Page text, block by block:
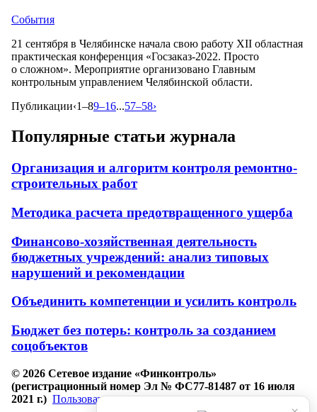
События
21 сентября в Челябинске начала свою работу XII областная
практическая конференция «Госзаказ-2022. Просто
о сложном». Мероприятие организовано Главным
контрольным управлением Челябинской области.
Публикации‹1–89–16...57–58›
Популярные статьи журнала
Организация и алгоритм контроля ремонтно-
строительных работ
Методика расчета предотвращенного ущерба
Финансово-хозяйственная деятельность
бюджетных учреждений: анализ типовых
нарушений и рекомендации
Объединить компетенции и усилить контроль
Бюджет без потерь: контроль за созданием
соцобъектов
© 2026 Сетевое издание «Финконтроль»
(регистрационный номер Эл № ФС77-81487 от 16 июля
2021 г.) Пользовательское соглашение